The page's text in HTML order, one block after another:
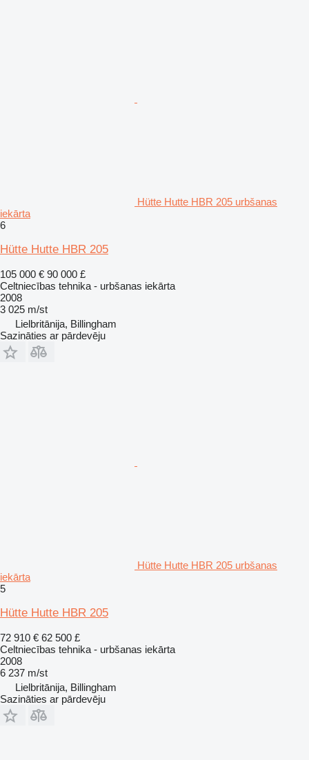
Hütte Hutte HBR 205 urbšanas
iekārta
6
Hütte Hutte HBR 205
105 000 € 90 000 £
Celtniecības tehnika - urbšanas iekārta
2008
3 025 m/st
Lielbritānija, Billingham
Sazināties ar pārdevēju
Hütte Hutte HBR 205 urbšanas
iekārta
5
Hütte Hutte HBR 205
72 910 € 62 500 £
Celtniecības tehnika - urbšanas iekārta
2008
6 237 m/st
Lielbritānija, Billingham
Sazināties ar pārdevēju